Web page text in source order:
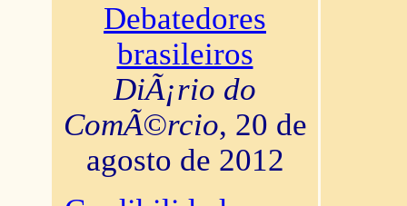
Debatedores
brasileiros
DiÃ¡rio do
ComÃ©rcio, 20 de
agosto de 2012